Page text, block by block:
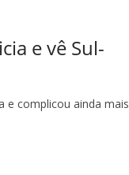
e vê Sul-
e complicou ainda mais